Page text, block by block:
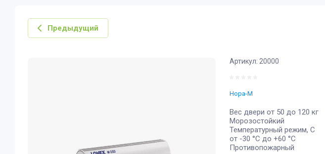
Предыдущий
Артикул: 20000
Нора-М
Вес двери от 50 до 120 кг
Морозостойкий
Температурный режим, С
от -30 °С до +60 °С
Противопожарный